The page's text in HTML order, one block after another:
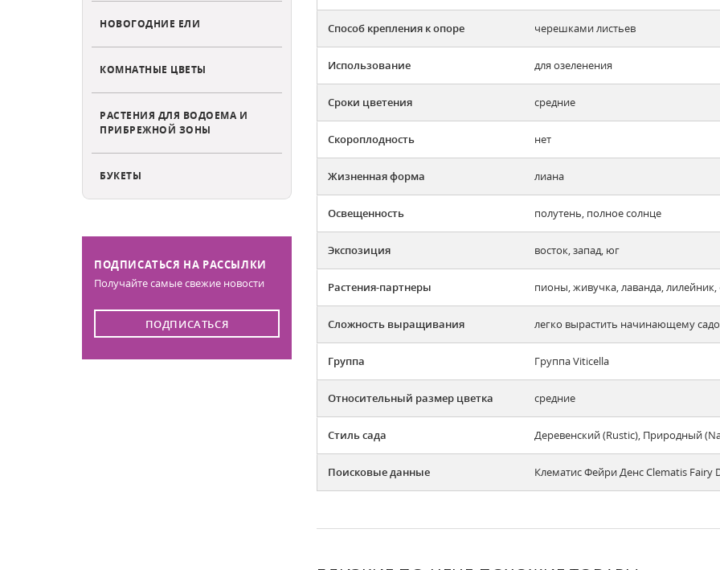
НОВОГОДНИЕ ЕЛИ
КОМНАТНЫЕ ЦВЕТЫ
РАСТЕНИЯ ДЛЯ ВОДОЕМА И
ПРИБРЕЖНОЙ ЗОНЫ
БУКЕТЫ
ПОДПИСАТЬСЯ НА РАССЫЛКИ
Получайте самые свежие новости
ПОДПИСАТЬСЯ
Способ крепления к опоре черешками листьев
Использование для озеленения
Сроки цветения средние
Скороплодность нет
Жизненная форма лиана
Освещенность полутень, полное солнце
Экспозиция восток, запад, юг
Растения-партнеры пионы, живучка, лаванда,
Сложность выращивания легко вырастить начинающему
Группа Группа Viticella
Относительный размер цветка средние
Стиль сада Деревенский (Rustic), Природный
Поисковые данные Клематис Фейри Денс Clematis Fairy